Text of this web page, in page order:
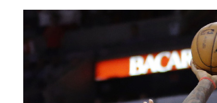
酵。(点图)台湾当局发出72小时
菲律宾驻台“代表处”抗议。可
有发出任何道歉声明。
72小时最后通牒大限将至 菲